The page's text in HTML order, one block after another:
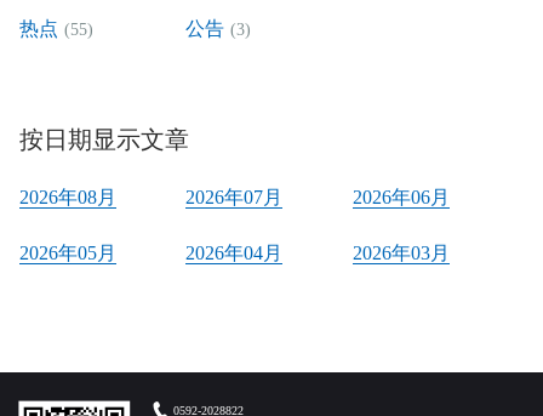
热点 (55) 公告 (3)
按日期显示文章
2026年08月 2026年07月 2026年06月
2026年05月 2026年04月 2026年03月
0592-2028822